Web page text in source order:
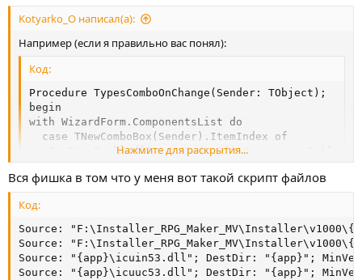
Kotyarko_O написал(а):
Например (если я правильно вас понял):
Код:
Procedure TypesComboOnChange(Sender: TObject);
begin
with WizardForm.ComponentsList do
  case TNewComboBox(Sender).ItemIndex of
0: ItemEnabled[Items.IndexOf('Компонент 1')] :=
1: Checked[Items.IndexOf('Компонент 1')] :=
   else
   begin
ItemEnabled[Items.IndexOf('Компонент 1')] :=
    Checked[Items.IndexOf('Компонент 1')] := False;
   end;
Нажмите для раскрытия...
Вся фишка в том что у меня вот такой скрипт файлов
Код:
Source:
Source:
Source: "{app}\icuin53.dll"; DestDir: "{app}";
Source: "{app}\icuuc53.dll"; DestDir: "{app}";